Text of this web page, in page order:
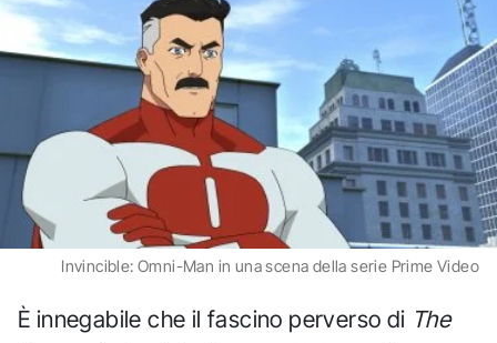
Invincible: Omni-Man in una scena della serie Prime Video
È innegabile che il fascino perverso di The